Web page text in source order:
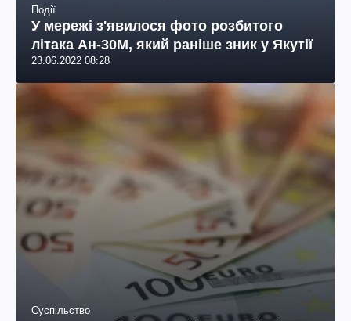
Події
У мережі з'явилося фото розбитого
літака Ан-30М, який раніше зник у Якутії
23.06.2022 08:28
Суспільство